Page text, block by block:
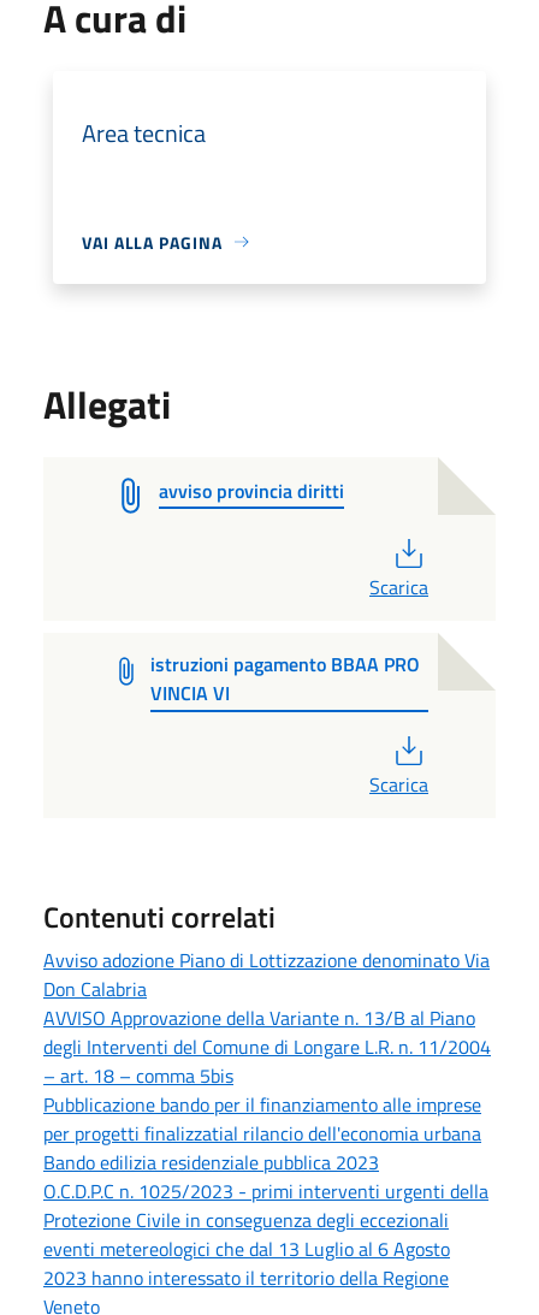
A cura di
Area tecnica
VAI ALLA PAGINA
Allegati
avviso provincia diritti
Scarica
istruzioni pagamento BBAA PRO
VINCIA VI
Scarica
Contenuti correlati
Avviso adozione Piano di Lottizzazione denominato Via
Don Calabria
AVVISO Approvazione della Variante n. 13/B al Piano
degli Interventi del Comune di Longare L.R. n. 11/2004
– art. 18 – comma 5bis
Pubblicazione bando per il finanziamento alle imprese
per progetti finalizzatial rilancio dell'economia urbana
Bando edilizia residenziale pubblica 2023
O.C.D.P.C n. 1025/2023 - primi interventi urgenti della
Protezione Civile in conseguenza degli eccezionali
eventi metereologici che dal 13 Luglio al 6 Agosto
2023 hanno interessato il territorio della Regione
Veneto